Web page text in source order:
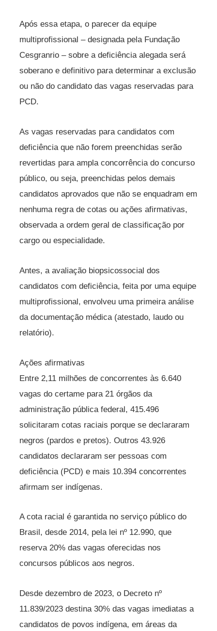
Após essa etapa, o parecer da equipe
multiprofissional – designada pela Fundação
Cesgranrio – sobre a deficiência alegada será
soberano e definitivo para determinar a exclusão
ou não do candidato das vagas reservadas para
PCD.
As vagas reservadas para candidatos com
deficiência que não forem preenchidas serão
revertidas para ampla concorrência do concurso
público, ou seja, preenchidas pelos demais
candidatos aprovados que não se enquadram em
nenhuma regra de cotas ou ações afirmativas,
observada a ordem geral de classificação por
cargo ou especialidade.
Antes, a avaliação biopsicossocial dos
candidatos com deficiência, feita por uma equipe
multiprofissional, envolveu uma primeira análise
da documentação médica (atestado, laudo ou
relatório).
Ações afirmativas
Entre 2,11 milhões de concorrentes às 6.640
vagas do certame para 21 órgãos da
administração pública federal, 415.496
solicitaram cotas raciais porque se declararam
negros (pardos e pretos). Outros 43.926
candidatos declararam ser pessoas com
deficiência (PCD) e mais 10.394 concorrentes
afirmam ser indígenas.
A cota racial é garantida no serviço público do
Brasil, desde 2014, pela lei nº 12.990, que
reserva 20% das vagas oferecidas nos
concursos públicos aos negros.
Desde dezembro de 2023, o Decreto nº
11.839/2023 destina 30% das vagas imediatas a
candidatos de povos indígena, em áreas da